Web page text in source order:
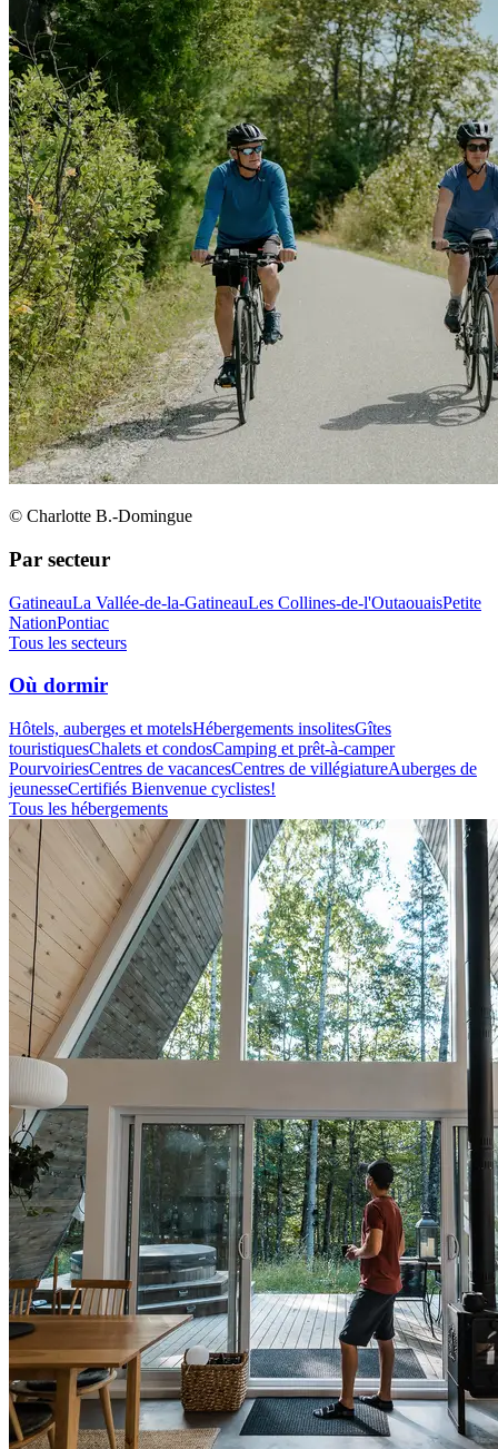
© Charlotte B.-Domingue
Par secteur
GatineauLa Vallée-de-la-GatineauLes Collines-de-l'OutaouaisPetite
NationPontiac
Tous les secteurs
Où dormir
Hôtels, auberges et motelsHébergements insolitesGîtes
touristiquesChalets et condosCamping et prêt-à-camper
PourvoiriesCentres de vacancesCentres de villégiatureAuberges de
jeunesseCertifiés Bienvenue cyclistes!
Tous les hébergements